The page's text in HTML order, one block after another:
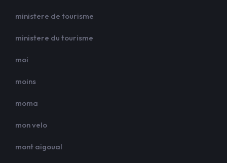
ministere de tourisme
ministere du tourisme
moi
moins
moma
mon velo
mont aigoual